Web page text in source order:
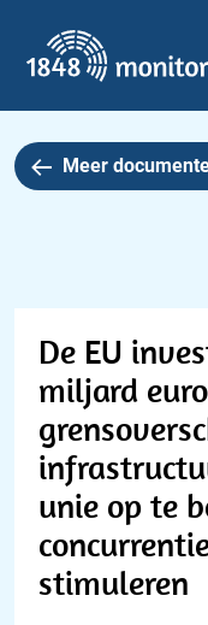
Hoofdmenu
Meer
De EU
miljard
unie op te
stimuleren